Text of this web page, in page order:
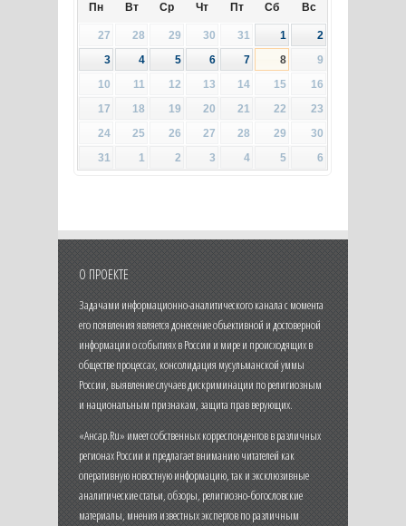
Пн Вт Ср Чт Пт Сб Вс
27 28 29 30 31 1
2
3
4 5 6 7 8
9
10
11 12 13 14 15
16
17
18 19 20 21 22
23
24
25 26 27 28 29
30
31
1 2 3 4 5 6
О ПРОЕКТЕ
Задачами информационно-аналитического канала с момента
его появления является донесение объективной и достоверной
информации о событиях в России и мире и происходящих в
обществе процессах, консолидация мусульманской уммы
России, выявление случаев дискриминации по религиозным
и национальным признакам, защита прав верующих.
«Ансар.Ru» имеет собственных корреспондентов в различных
регионах России и предлагает вниманию читателей как
оперативную новостную информацию, так и эксклюзивные
аналитические статьи, обзоры, религиозно-богословские
материалы, мнения известных экспертов по различным